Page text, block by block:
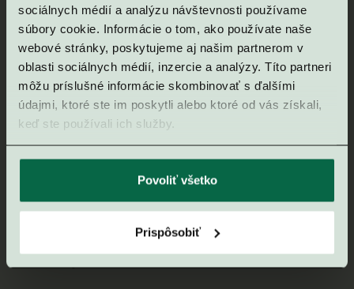
sociálnych médií a analýzu návštevnosti používame
súbory cookie. Informácie o tom, ako používate naše
webové stránky, poskytujeme aj našim partnerom v
oblasti sociálnych médií, inzercie a analýzy. Títo partneri
môžu príslušné informácie skombinovať s ďalšími
údajmi, ktoré ste im poskytli alebo ktoré od vás získali,
keď ste používali ich služby.
Povoliť všetko
Prispôsobiť
Kontaktujte nás
pre vážny záujem
aj pre bližšie
informácie
Zaujal vás náš rezort v Gerlachove, priamo pod štítmi
Vysokých Tatier? Napíšte nám a my radi odpovieme na